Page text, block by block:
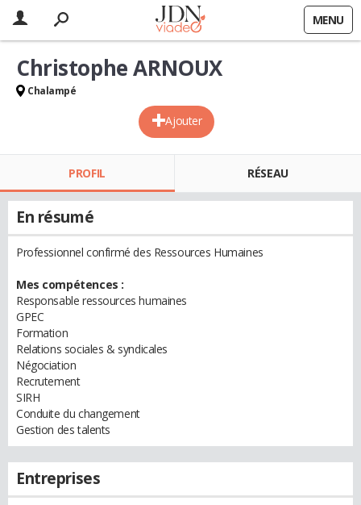
MENU
Ajouter
Christophe ARNOUX
Chalampé
PROFIL RÉSEAU
En résumé
Professionnel confirmé des Ressources Humaines
Mes compétences :
Responsable ressources humaines
GPEC
Formation
Relations sociales & syndicales
Négociation
Recrutement
SIRH
Conduite du changement
Gestion des talents
Entreprises